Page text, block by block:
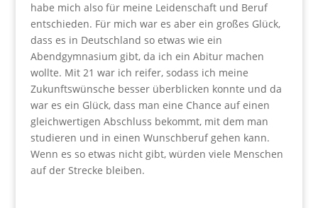
habe mich also für meine Leidenschaft und Beruf
entschieden. Für mich war es aber ein großes Glück,
dass es in Deutschland so etwas wie ein
Abendgymnasium gibt, da ich ein Abitur machen
wollte. Mit 21 war ich reifer, sodass ich meine
Zukunftswünsche besser überblicken konnte und da
war es ein Glück, dass man eine Chance auf einen
gleichwertigen Abschluss bekommt, mit dem man
studieren und in einen Wunschberuf gehen kann.
Wenn es so etwas nicht gibt, würden viele Menschen
auf der Strecke bleiben.